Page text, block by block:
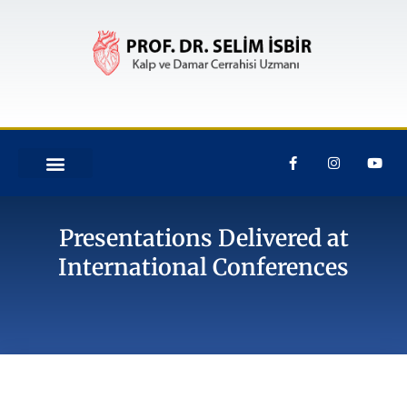
Presentations Delivered at
International Conferences